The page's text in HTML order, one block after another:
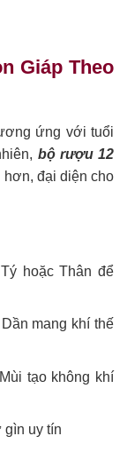
Giáp Theo
ứng với tuổi
bộ rượu 12
hơn, đại diện cho
hoặc Thân để
mang khí thế
tạo không khí
gìn uy tín